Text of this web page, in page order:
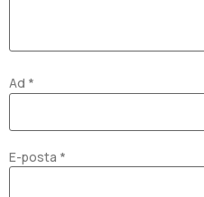
Ad *
E-posta *